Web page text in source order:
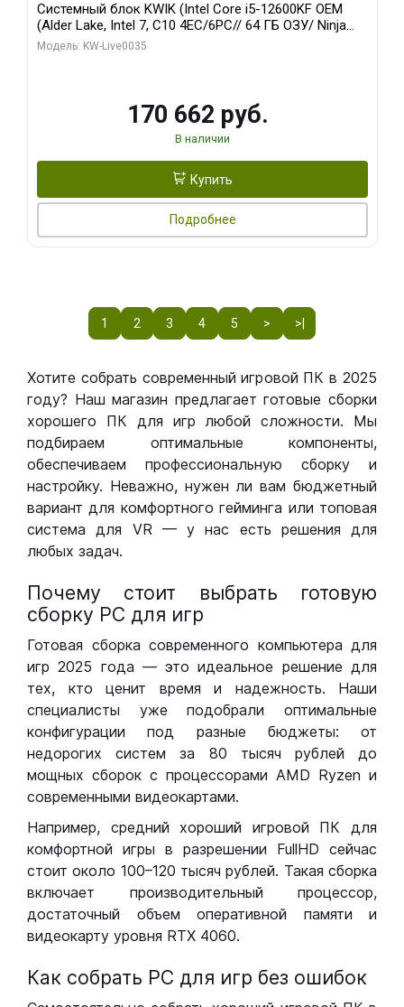
Системный блок KWIK (Intel Core i5-12600KF OEM
(Alder Lake, Intel 7, C10 4EC/6PC// 64 ГБ ОЗУ/ Ninja
Sinotex GTX1650 4GB 128bit GDDR6 DVI DP HDMI 2/
Модель: KW-Live0035
170 662 руб.
В наличии
Купить
Подробнее
1 2 3 4 5 > >|
Хотите собрать современный игровой ПК в 2025
году? Наш магазин предлагает готовые сборки
хорошего ПК для игр любой сложности. Мы
подбираем оптимальные компоненты,
обеспечиваем профессиональную сборку и
настройку. Неважно, нужен ли вам бюджетный
вариант для комфортного гейминга или топовая
система для VR — у нас есть решения для
любых задач.
Почему стоит выбрать готовую
сборку РС для игр
Готовая сборка современного компьютера для
игр 2025 года — это идеальное решение для
тех, кто ценит время и надежность. Наши
специалисты уже подобрали оптимальные
конфигурации под разные бюджеты: от
недорогих систем за 80 тысяч рублей до
мощных сборок с процессорами AMD Ryzen и
современными видеокартами.
Например, средний хороший игровой ПК для
комфортной игры в разрешении FullHD сейчас
стоит около 100–120 тысяч рублей. Такая сборка
включает производительный процессор,
достаточный объем оперативной памяти и
видеокарту уровня RTX 4060.
Как собрать РС для игр без ошибок